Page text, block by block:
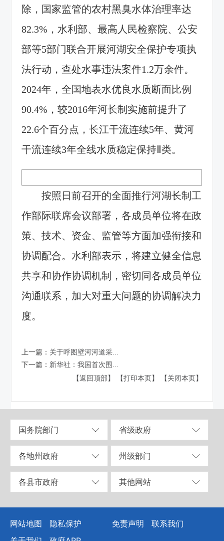
除，国家监管的农村黑臭水体治理率达
82.3%，水利部、最高人民检察院、公安
部等5部门联合开展河湖安全保护专项执
法行动，查处水事违法案件1.2万余件。
2024年，全国地表水优良水质断面比例
90.4%，较2016年河长制实施前提升了
22.6个百分点，长江干流连续5年、黄河
干流连续3年全线水质稳定保持Ⅱ类。
按照日前召开的全面推行河湖长制工
作部际联席会议部署，各成员单位将在政
策、技术、资金、监管等方面加强衔接和
协调配合。水利部表示，将建立健全信息
共享和协作协调机制，密切同各成员单位
沟通联系，加大对重大问题的协调解决力
度。
上一篇： 关于呼图壁河河道采...
下一篇： 新华社：我国首次围...
【返回顶部】
【打印本页】 【关闭本页】
国务院部门 省级政府
各地州政府 州级部门
各县市政府 其他网站
网站地图 隐私保护 免责声明
联系我们